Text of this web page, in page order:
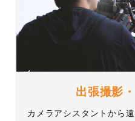
出張撮影
カメラアシスタントから